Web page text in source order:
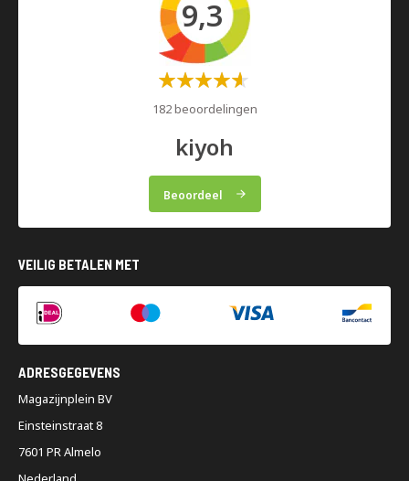
9,3
Waardering:
182 beoordelingen
kiyoh
Beoordeel
VEILIG BETALEN MET
ADRESGEGEVENS
Magazijnplein BV
Einsteinstraat 8
7601 PR Almelo